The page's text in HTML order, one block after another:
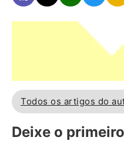
Todos os artigos do
Deixe o